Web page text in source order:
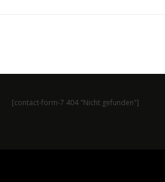
[contact-form-7 404 "Nicht gefunden"]